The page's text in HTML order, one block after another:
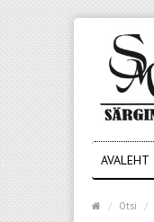
AVALEHT
Otsi